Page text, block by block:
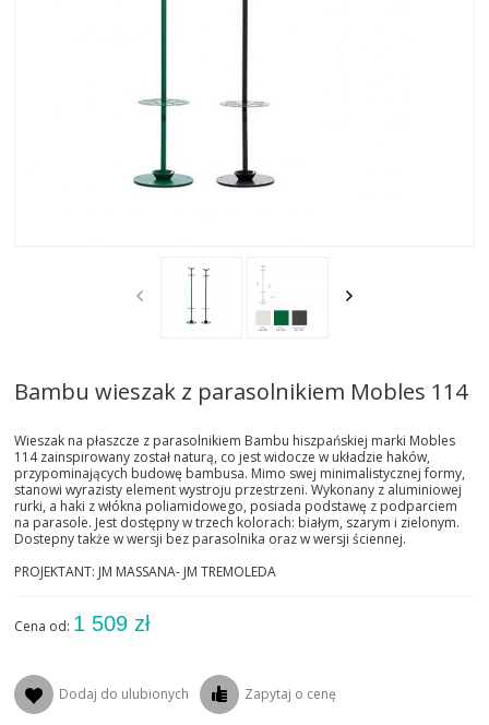
Bambu wieszak z parasolnikiem Mobles 114
Wieszak na płaszcze z parasolnikiem Bambu hiszpańskiej marki Mobles
114 zainspirowany został naturą, co jest widocze w układzie haków,
przypominających budowę bambusa. Mimo swej minimalistycznej formy,
stanowi wyrazisty element wystroju przestrzeni. Wykonany z aluminiowej
rurki, a haki z włókna poliamidowego, posiada podstawę z podparciem
na parasole. Jest dostępny w trzech kolorach: białym, szarym i zielonym.
Dostepny także w wersji bez parasolnika oraz w wersji ściennej.
PROJEKTANT: JM MASSANA- JM TREMOLEDA
Cena od: 1 509 zł
Dodaj do ulubionych Zapytaj o cenę